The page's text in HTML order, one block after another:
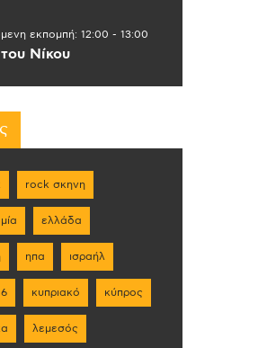
εκπομπή: 12:00 - 13:00
Νίκου
rock σκηνη
ελλάδα
ηπα ισραήλ
κυπριακό κύπρος
λεμεσός